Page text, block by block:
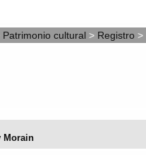
Patrimonio cultural > Registro >
Morain